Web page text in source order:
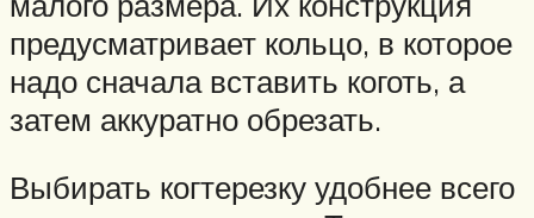
предусматривает кольцо, в которое
надо сначала вставить коготь, а
затем аккуратно обрезать.
Выбирать когтерезку удобнее всего